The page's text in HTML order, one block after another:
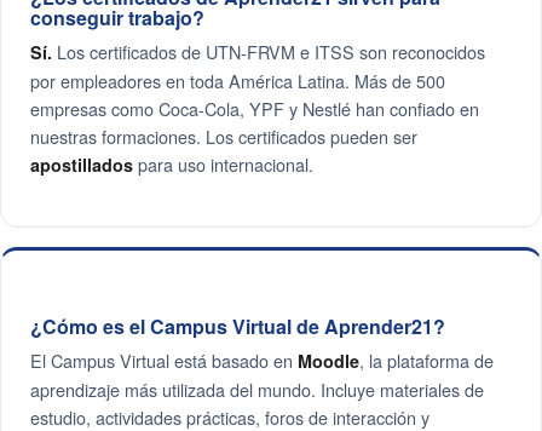
conseguir trabajo?
Sí. Los certificados de UTN-FRVM e ITSS son reconocidos
por empleadores en toda América Latina. Más de 500
empresas como Coca-Cola, YPF y Nestlé han confiado en
nuestras formaciones. Los certificados pueden ser
apostillados para uso internacional.
¿Cómo es el Campus Virtual de Aprender21?
El Campus Virtual está basado en Moodle, la plataforma de
aprendizaje más utilizada del mundo. Incluye materiales de
estudio, actividades prácticas, foros de interacción y